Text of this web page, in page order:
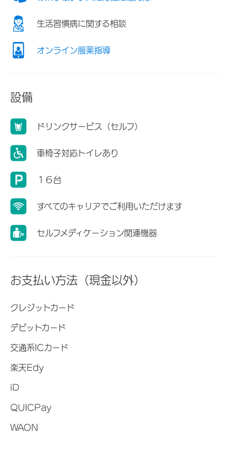
生活習慣病に関する相談
オンライン服薬指導
設備
ドリンクサービス（セルフ）
車椅子対応トイレあり
１６台
すべてのキャリアでご利用いただけます
セルフメディケーション関連機器
お支払い方法（現金以外）
クレジットカード
デビットカード
交通系ICカード
楽天Edy
iD
QUICPay
WAON